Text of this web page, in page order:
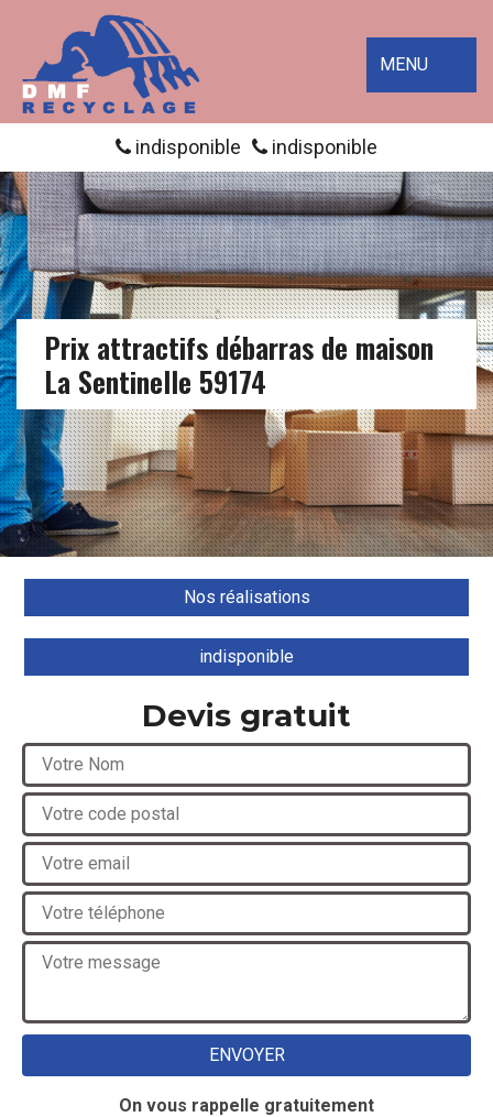
MENU
indisponible indisponible
Prix attractifs débarras de maison
La Sentinelle 59174
Nos réalisations
indisponible
Devis gratuit
On vous rappelle gratuitement